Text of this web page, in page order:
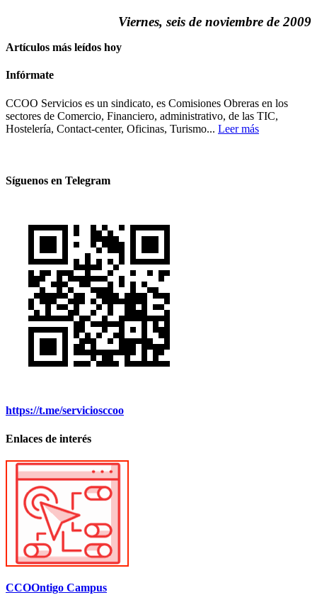
Viernes, seis de noviembre de 2009
Artículos más leídos hoy
Infórmate
CCOO Servicios es un sindicato, es Comisiones Obreras en los
sectores de Comercio, Financiero, administrativo, de las TIC,
Hostelería, Contact-center, Oficinas, Turismo... Leer más
Síguenos en Telegram
https://t.me/serviciosccoo
Enlaces de interés
CCOOntigo Campus